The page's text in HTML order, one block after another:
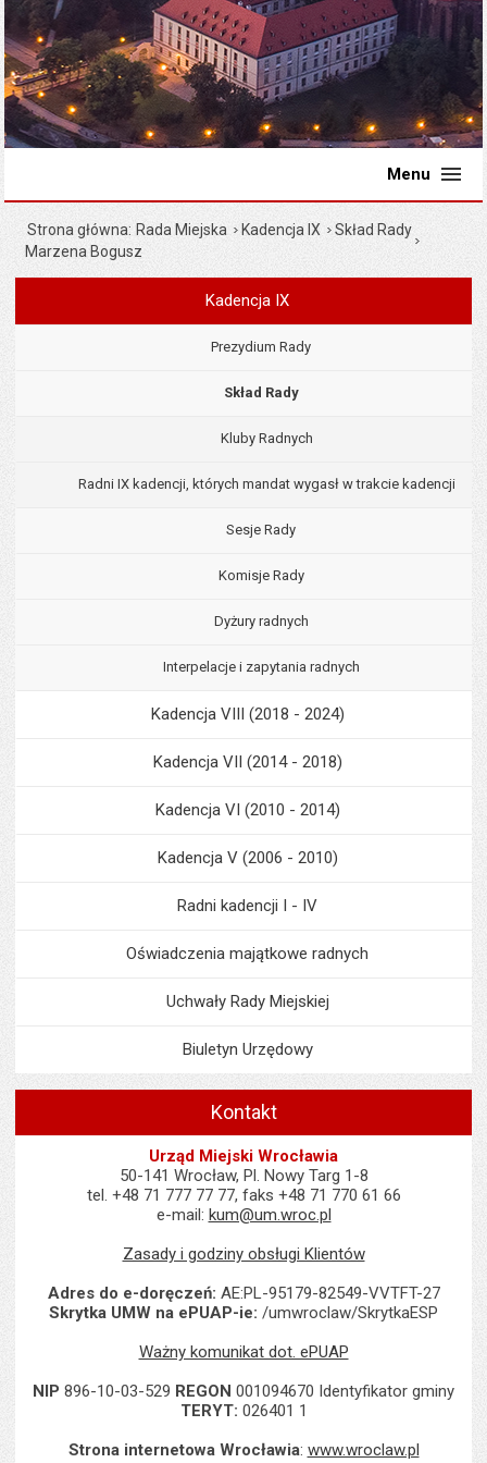
Menu
Strona główna Rada Miejska Kadencja IX
Skład Rady
Marzena Bogusz
Menu
Kadencja IX
Prezydium Rady
Skład Rady
Kluby Radnych
Radni IX kadencji, których mandat wygasł w trakcie kadencji
Sesje Rady
Komisje Rady
Dyżury radnych
Interpelacje i zapytania radnych
Kadencja VIII (2018 - 2024)
Kadencja VII (2014 - 2018)
Kadencja VI (2010 - 2014)
Kadencja V (2006 - 2010)
Radni kadencji I - IV
Oświadczenia majątkowe radnych
Uchwały Rady Miejskiej
Biuletyn Urzędowy
Kontakt
Urząd Miejski Wrocławia
50-141 Wrocław, Pl. Nowy Targ 1-8
tel. +48 71 777 77 77, faks +48 71 770 61 66
e-mail: kum@um.wroc.pl
Zasady i godziny obsługi Klientów
Adres do e-doręczeń: AE:PL-95179-82549-VVTFT-27
Skrytka UMW na ePUAP-ie: /umwroclaw/SkrytkaESP
Ważny komunikat dot. ePUAP
NIP 896-10-03-529 REGON 001094670 Identyfikator gminy
TERYT: 026401 1
Strona internetowa Wrocławia: www.wroclaw.pl